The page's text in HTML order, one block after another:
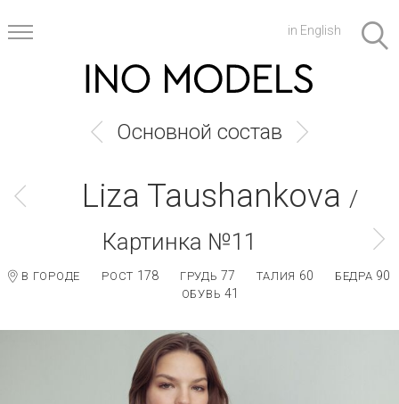
in English
Основной состав
Liza Taushankova /
Картинка №11
В ГОРОДЕ РОСТ 178 ГРУДЬ 77 ТАЛИЯ 60 БЕДРА 90
ОБУВЬ41